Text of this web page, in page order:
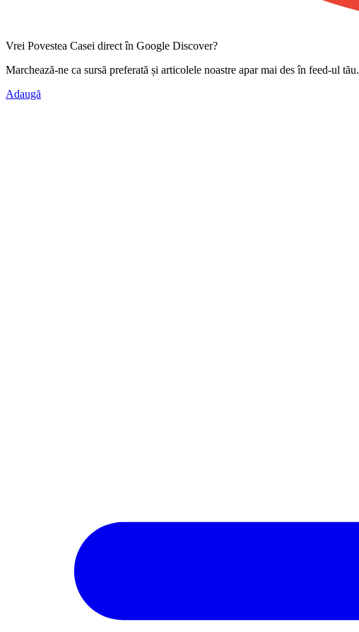
Vrei Povestea Casei direct în Google Discover?
Marchează-ne ca sursă preferată și articolele noastre apar mai des în feed-ul tău.
Adaugă